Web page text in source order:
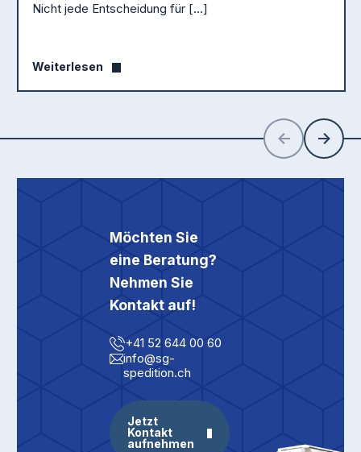
ZurückWeiter
Nicht jede Entscheidung für […]
Weiterlesen
Möchten Sie
eine Beratung?
Nehmen Sie
Kontakt auf!
+41 52 644 00 60
info@sg-
spedition.ch
Jetzt
Kontakt
aufnehmen